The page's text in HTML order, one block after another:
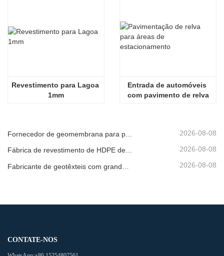
Revestimento para Lagoa
1mm
Entrada de automóveis
com pavimento de relva
2026-08-08
Fábrica de revestimento de HDPE de produção rápida 2026-08-08
2026-08-08
CONTATE-NOS